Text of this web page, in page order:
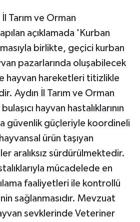
Tarım ve Orman
açıklamada 'Kurban
birlikte, geçici kurban
pazarlarında oluşabilecek
hayvan hareketleri titizlikle
Aydın İl Tarım ve Orman
hayvan hastalıklarının
güvenlik güçleriyle koordineli
ürün taşıyan
aralıksız sürdürülmektedir.
mücadelede en
faaliyetleri ile kontrollü
sağlanmasıdır. Mevzuat
sevklerinde Veteriner